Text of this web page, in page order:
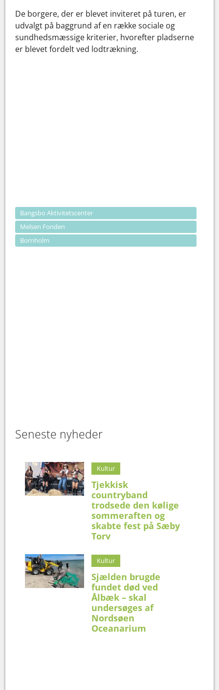
De borgere, der er blevet inviteret på turen, er
udvalgt på baggrund af en række sociale og
sundhedsmæssige kriterier, hvorefter pladserne
er blevet fordelt ved lodtrækning.
Bangsbo Aktivitetscenter
Melsen Fonden
Bornholm
Seneste nyheder
Kultur
Tjekkisk
countryband
trodsede den kølige
sommeraften og
skabte fest på Sæby
Torv
Kultur
Sjælden brugde
fundet død ved
Ålbæk – skal
undersøges af
Nordsøen
Oceanarium